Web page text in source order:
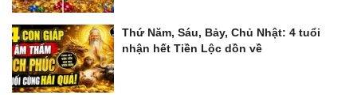
Thứ Năm, Sáu, Bảy, Chủ Nhật: 4 tuổi
nhận hết Tiền Lộc dồn về